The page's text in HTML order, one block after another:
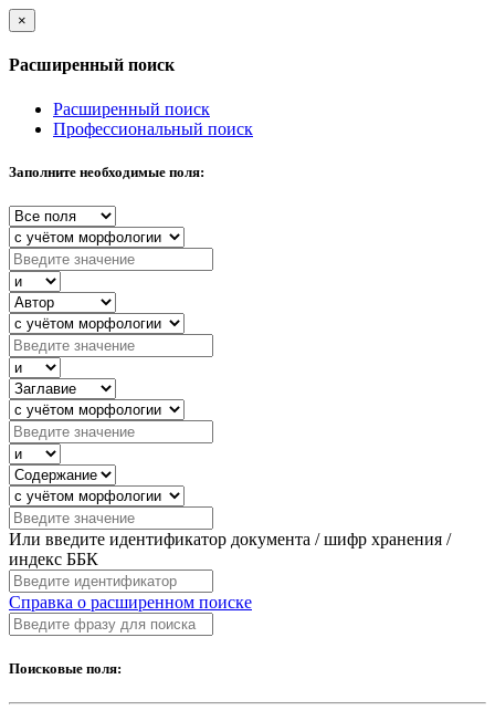
×
Расширенный поиск
Расширенный поиск
Профессиональный поиск
Заполните необходимые поля:
Или введите идентификатор документа / шифр хранения /
индекс ББК
Справка о расширенном поиске
Поисковые поля: